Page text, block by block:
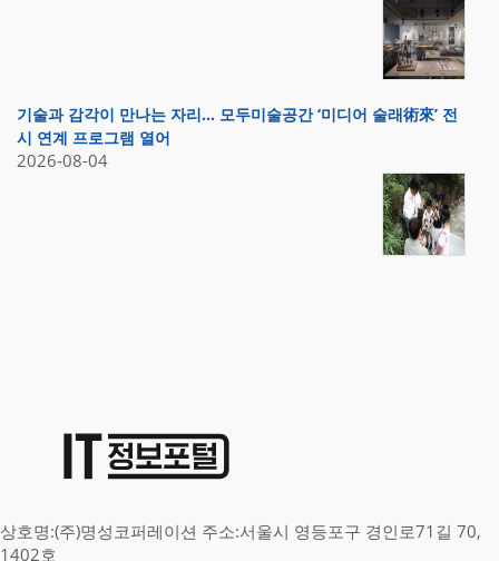
기술과 감각이 만나는 자리… 모두미술공간 ‘미디어 술래術來’ 전
시 연계 프로그램 열어
2026-08-04
상호명:(주)명성코퍼레이션 주소:서울시 영등포구 경인로71길 70,
1402호